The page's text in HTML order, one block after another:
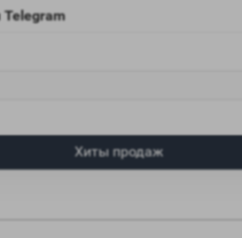
Хиты продаж